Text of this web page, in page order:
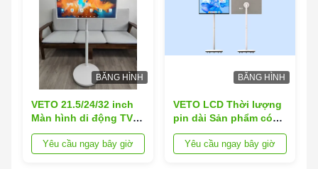
BĂNG HÌNH
VETO 21.5/24/32 inch
Màn hình di động TV
không dây tương tác
cảm ứng Android tích
Yêu cầu ngay bây giờ
BĂNG HÌNH
VETO LCD Thời lượng
pin dài Sản phẩm có
thể sạc lại 21.5 24 27
32 Inch Smart Touch
Yêu cầu ngay bây giờ